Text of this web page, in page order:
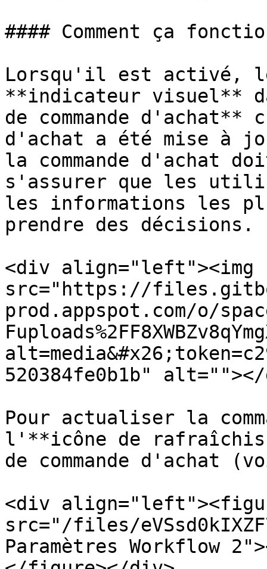
#### Comment ça
Lorsqu'il est activé,
**indicateur visuel**
de commande d'achat**
d'achat a été mise à
la commande d'achat
s'assurer que les
les informations les
prendre des décisions.
<div align="left"><img
src="https://
prod.appspot.com/o/
520384fe0b1b"
Pour actualiser la
l'**icône de
de commande d'achat
<div
src="/files/
Paramètres Workflow